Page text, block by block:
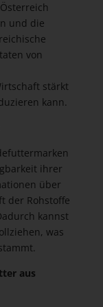
und die
von
stärkt
kann.
ihrer
über
der Rohstoffe
kannst
was
aus